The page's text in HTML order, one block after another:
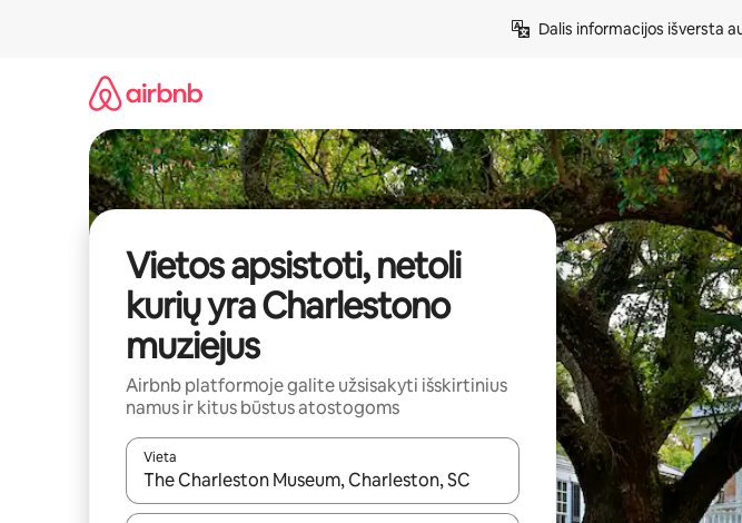
Dalis informacijos išversta
Vietos apsistoti, netoli
kurių yra Charlestono
muziejus
Airbnb platformoje galite užsisakyti išskirtinius
namus ir kitus būstus atostogoms
Vieta
Kai pasirodys paieškos rezultatai, juos naršyti galite naudodami rodykles aukštyn